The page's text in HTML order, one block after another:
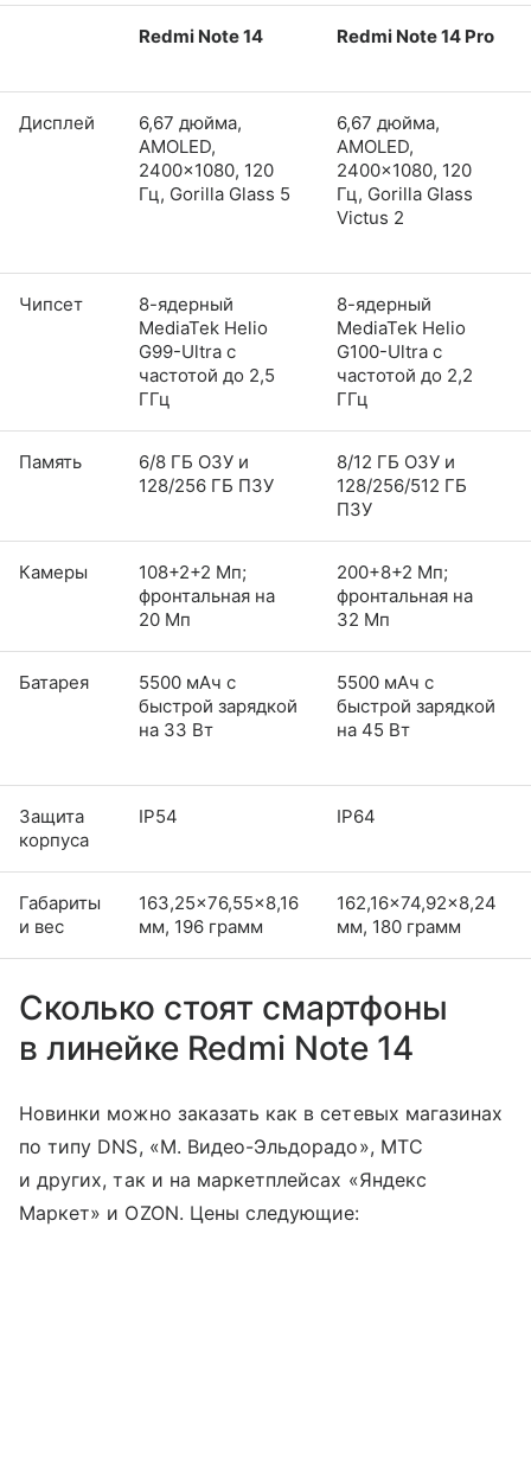
Redmi Note 14 Redmi Note 14 Pro
Дисплей
6,67 дюйма,
AMOLED,
2400×1080, 120
Гц, Gorilla Glass 5
6,67 дюйма,
AMOLED,
2400×1080, 120
Гц, Gorilla Glass
Victus 2
Чипсет
8-ядерный
MediaTek Helio
G99-Ultra с
частотой до 2,5
ГГц
8-ядерный
MediaTek Helio
G100-Ultra с
частотой до 2,2
ГГц
Память
6/8 ГБ ОЗУ и
128/256 ГБ ПЗУ
8/12 ГБ ОЗУ и
128/256/512 ГБ
ПЗУ
Камеры
108+2+2 Мп;
фронтальная на
20 Мп
200+8+2 Мп;
фронтальная на
32 Мп
Батарея
5500 мАч с
быстрой зарядкой
на 33 Вт
5500 мАч с
быстрой зарядкой
на 45 Вт
Защита
корпуса
IP54 IP64
Габариты
и вес
163,25×76,55×8,16
мм, 196 грамм
162,16×74,92×8,24
мм, 180 грамм
Сколько стоят смартфоны
в линейке Redmi Note 14
Новинки можно заказать как в сетевых магазинах
по типу DNS, «М. Видео-Эльдорадо», МТС
и других, так и на маркетплейсах «Яндекс
Маркет» и OZON. Цены следующие: